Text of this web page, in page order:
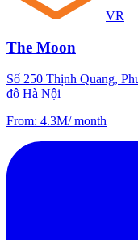
VR
The Moon
Số 250 Thịnh Quang,
đô Hà Nội
From: 4.3M/month